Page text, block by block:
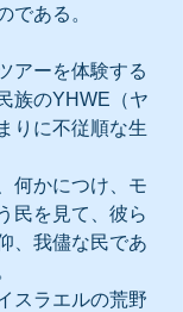
である。
アーを体験する
族のYHWE（ヤ
りに不従順な生
何かにつけ、モ
民を見て、彼ら
、我儘な民であ
スラエルの荒野